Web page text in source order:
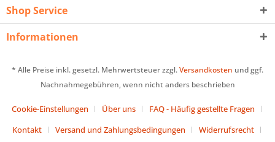
Shop Service
Informationen
* Alle Preise inkl. gesetzl. Mehrwertsteuer zzgl.Versandkosten und ggf.
Nachnahmegebühren, wenn nicht anders beschrieben
Cookie-Einstellungen Über uns
FAQ - Häufig gestellte Fragen
Kontakt
Versand und Zahlungsbedingungen Widerrufsrecht